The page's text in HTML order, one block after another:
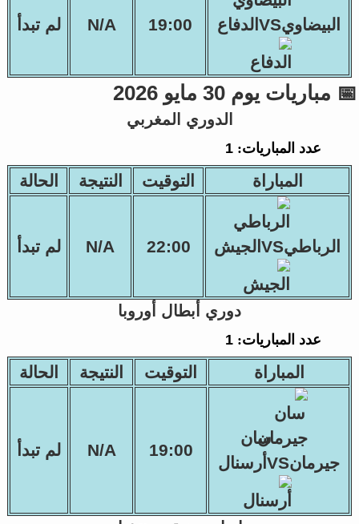
البيضاويVSالدفاع 19:00
N/A لم تبدأ
📅 مباريات يوم 30 مايو 2026
الدوري المغربي
عدد المباريات:1
المباراة التوقيت النتيجة الحالة
الرباطيVSالجيش 22:00
N/A لم تبدأ
دوري أبطال أوروبا
عدد المباريات:1
المباراة التوقيت النتيجة الحالة
سان
جيرمانVSأرسنال
19:00
N/A لم تبدأ